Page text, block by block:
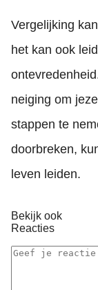
Vergelijking
het kan ook
neiging om
stappen te
doorbreken,
leven leiden.
Bekijk ook
Reacties